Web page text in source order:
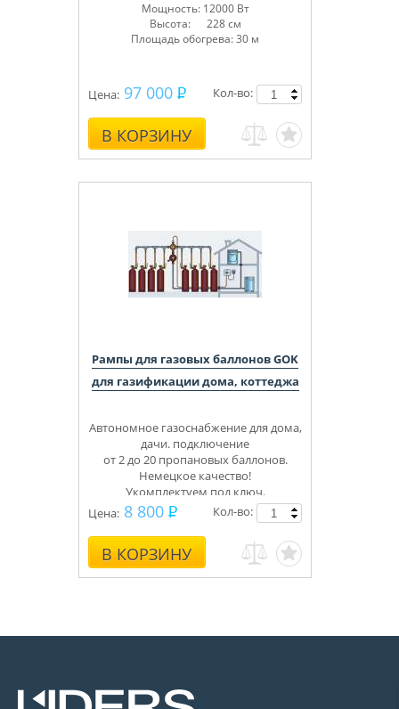
Мощность: 12000 Вт
Высота: 228 см
Площадь обогрева: 30 м
Цена: 97 000
В КОРЗИНУ
Кол-во:
Рампы для газовых баллонов GOK
для газификации дома, коттеджа
Автономное газоснабжение для дома,
дачи. подключение
от 2 до 20 пропановых баллонов.
Немецкое качество!
Укомплектуем под ключ.
Консультации, монтаж.
Цена: 8 800
В КОРЗИНУ
Кол-во: